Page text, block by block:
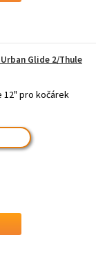
Glide 2/Thule
12" pro kočárek